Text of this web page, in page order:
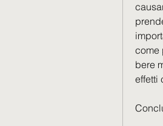
come
bere
effetti